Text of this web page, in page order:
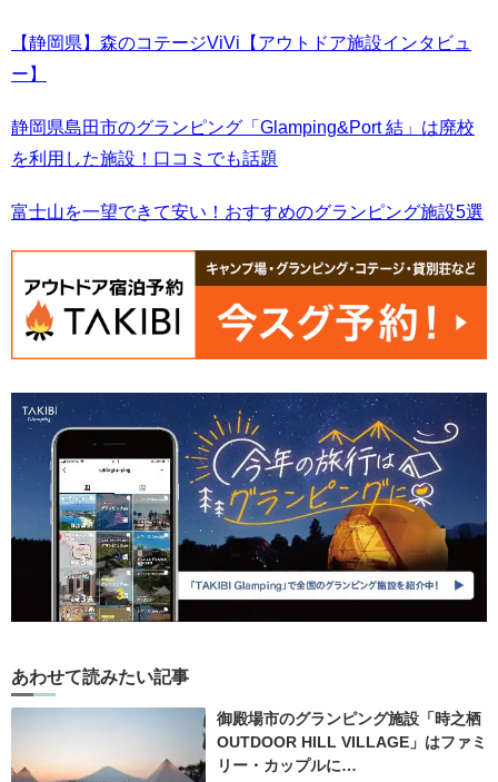
【静岡県】森のコテージViVi【アウトドア施設インタビュ
ー】
静岡県島田市のグランピング「Glamping&Port 結」は廃校
を利用した施設！口コミでも話題
富士山を一望できて安い！おすすめのグランピング施設5選
あわせて読みたい記事
御殿場市のグランピング施設「時之栖
OUTDOOR HILL VILLAGE」はファミ
リー・カップルに…